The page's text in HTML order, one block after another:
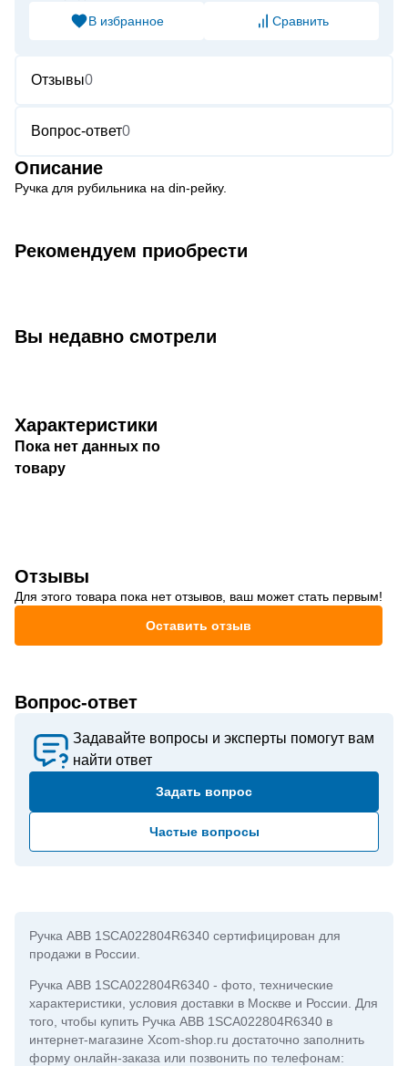
В избранное
Сравнить
Отзывы0
Вопрос-ответ0
Описание
Ручка для рубильника на din-рейку.
Рекомендуем приобрести
Вы недавно смотрели
Характеристики
Пока нет данных по
товару
Отзывы
Для этого товара пока нет отзывов, ваш может стать первым!
Оставить отзыв
Вопрос-ответ
Задавайте вопросы и эксперты помогут вам
найти ответ
Задать вопрос
Частые вопросы
Ручка ABB 1SCA022804R6340 сертифицирован для
продажи в России.
Ручка ABB 1SCA022804R6340 - фото, технические
характеристики, условия доставки в Москве и России. Для
того, чтобы купить Ручка ABB 1SCA022804R6340 в
интернет-магазине Xcom-shop.ru достаточно заполнить
форму онлайн-заказа или позвонить по телефонам: